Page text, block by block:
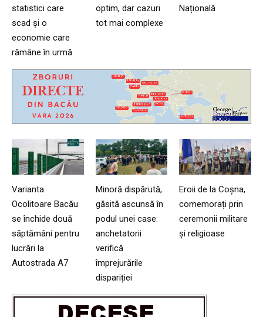
statistici care
scad și o
economie care
rămâne în urmă
optim, dar cazuri
tot mai complexe
Națională
Varianta
Ocolitoare Bacău
se închide două
săptămâni pentru
lucrări la
Autostrada A7
Minoră dispărută,
găsită ascunsă în
podul unei case:
anchetatorii
verifică
împrejurările
dispariției
Eroii de la Coșna,
comemorați prin
ceremonii militare
și religioase